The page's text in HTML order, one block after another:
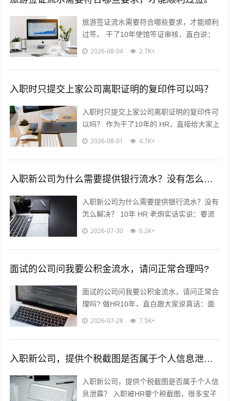
旅游签证流水需要符合哪些要求，才能顺利
过签。 干了10年使馆签证审核，直白说：
流水不是看你有多少钱，是看你“能不能正
2026-08-04 2.7K+
入职时只提交上家公司离职证明的复印件可以吗？
入职时只提交上家公司离职证明的复印件可
以吗？ 作为干了10年的 HR，直接给大家上
干货，不绕弯子！ 答案：分情况，但大概
2026-08-01 4.7K+
入职新公司为什么需要提供银行流水？没有怎么解决？
入职新公司为什么需要提供银行流水？没有
怎么解决？ 10年 HR 老炮实话实说：要流
水真不是公司故意刁难你！? 核心就3点：
2026-07-30 6.2K+
面试的公司问我要公积金流水，请问正常合理吗?
面试的公司问我要公积金流水，请问正常合
理吗? 做HR10年，直白跟大家说真话：面
试要公积金流水，很常见，但不是必须！不
2026-07-28 7.5K+
入职新公司，提供个税截图是否属于个人信息泄露？
入职新公司，提供个税截图是否属于个人信
息泄露？ 入职被HR要个税截图，很多宝子